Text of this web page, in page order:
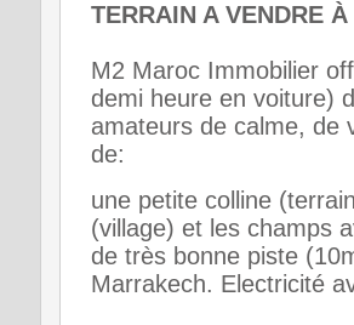
TERRAIN A VENDRE
M2 Maroc Immobilier
demi heure en voiture)
amateurs de calme, de
de:
une petite colline
(village) et les champs
de très bonne piste
Marrakech. Electricité